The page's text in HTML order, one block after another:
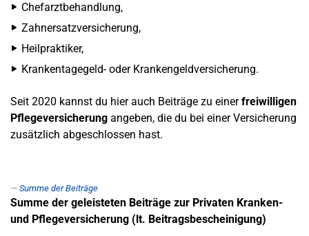
Chefarztbehandlung,
Zahnersatzversicherung,
Heilpraktiker,
Krankentagegeld- oder Krankengeldversicherung.
Seit 2020 kannst du hier auch Beiträge zu einerfreiwilligen
Pflegeversicherung angeben, die du bei einer Versicherung
zusätzlich abgeschlossen hast.
Summe der Beiträge
Summe der geleisteten Beiträge zur Privaten Kranken-
und Pflegeversicherung (lt. Beitragsbescheinigung)